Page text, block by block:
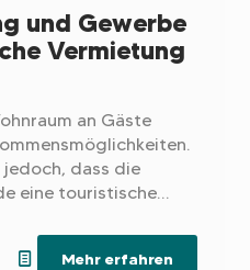
und Gewerbe
Vermietung
an Gäste
dass die
eine touristische
vorliegt.
Mehr erfahren